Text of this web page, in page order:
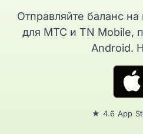
Отправляйте баланс
для MTC и TN Mobile,
Android.
★ 4.6 App